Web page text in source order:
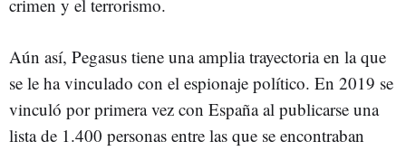
crimen y el terrorismo.
Aún así, Pegasus tiene una amplia trayectoria en la que
se le ha vinculado con el espionaje político. En 2019 se
vinculó por primera vez con España al publicarse una
lista de 1.400 personas entre las que se encontraban